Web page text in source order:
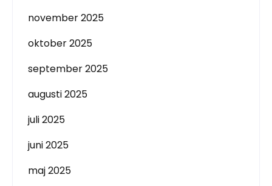
november 2025
oktober 2025
september 2025
augusti 2025
juli 2025
juni 2025
maj 2025